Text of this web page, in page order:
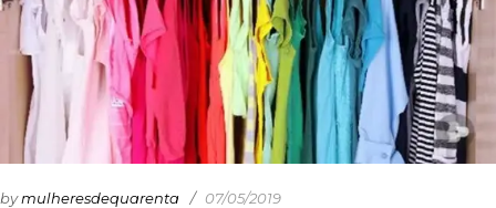
bymulheresdequarenta 07/05/2019